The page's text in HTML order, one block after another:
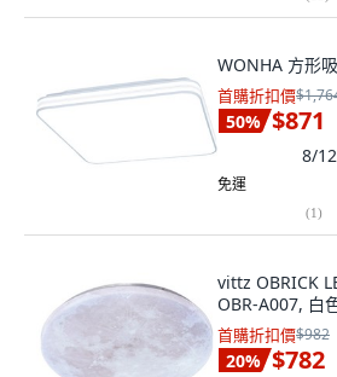
WONHA 方形
首購折扣價
50% $871
8/
免運
(1)
vittz OBRICK
OBR-A007, 白
首購折扣價$982
20% $782